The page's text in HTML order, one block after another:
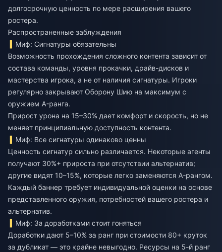
долгосрочную ценность по мере расширения вашего
ростера.
Распространенные заблуждения
Миф: Сигнатуры обязательны
Возможность прохождения сложного контента зависит от
состава команды, уровня прокачки, драйв-дисков и
мастерства игрока, а не от наличия сигнатуры. Игроки
регулярно закрывают Оборону Шию на максимум с
оружием A-ранга.
Прирост урона на 15–30% дает комфорт и скорость, но не
меняет принципиальную доступность контента.
Миф: Все сигнатуры одинаково ценны
Ценность сигнатур сильно различается. Некоторые агенты
получают 30%+ прироста при отсутствии альтернатив;
другие видят 10–15%, которые легко заменяются A-рангом.
Каждый баннер требует индивидуальной оценки на основе
представленного оружия, потребностей вашего ростера и
альтернатив.
Миф: За доработками стоит гоняться
Доработки дают 5–10% за ранг при стоимости 80+ круток
за дубликат — это крайне невыгодно. Ресурсы на 5-й ранг